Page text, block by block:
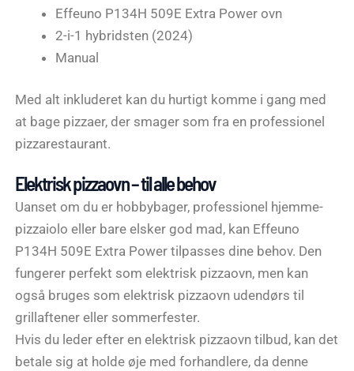
Effeuno P134H 509E Extra Power ovn
2-i-1 hybridsten (2024)
Manual
Med alt inkluderet kan du hurtigt komme i gang med
at bage pizzaer, der smager som fra en professionel
pizzarestaurant.
Elektrisk pizzaovn – til alle behov
Uanset om du er hobbybager, professionel hjemme-
pizzaiolo eller bare elsker god mad, kan Effeuno
P134H 509E Extra Power tilpasses dine behov. Den
fungerer perfekt som elektrisk pizzaovn, men kan
også bruges som elektrisk pizzaovn udendørs til
grillaftener eller sommerfester.
Hvis du leder efter en elektrisk pizzaovn tilbud, kan det
betale sig at holde øje med forhandlere, da denne